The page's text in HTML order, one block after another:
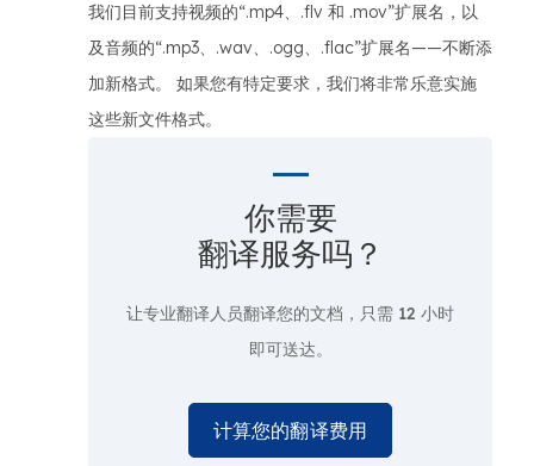
我们目前支持视频的“.mp4、.flv 和 .mov”扩展名，以
及音频的“.mp3、.wav、.ogg、.flac”扩展名——不断添
加新格式。 如果您有特定要求，我们将非常乐意实施
这些新文件格式。
你需要
翻译服务吗？
让专业翻译人员翻译您的文档，只需 12 小时
即可送达。
计算您的翻译费用